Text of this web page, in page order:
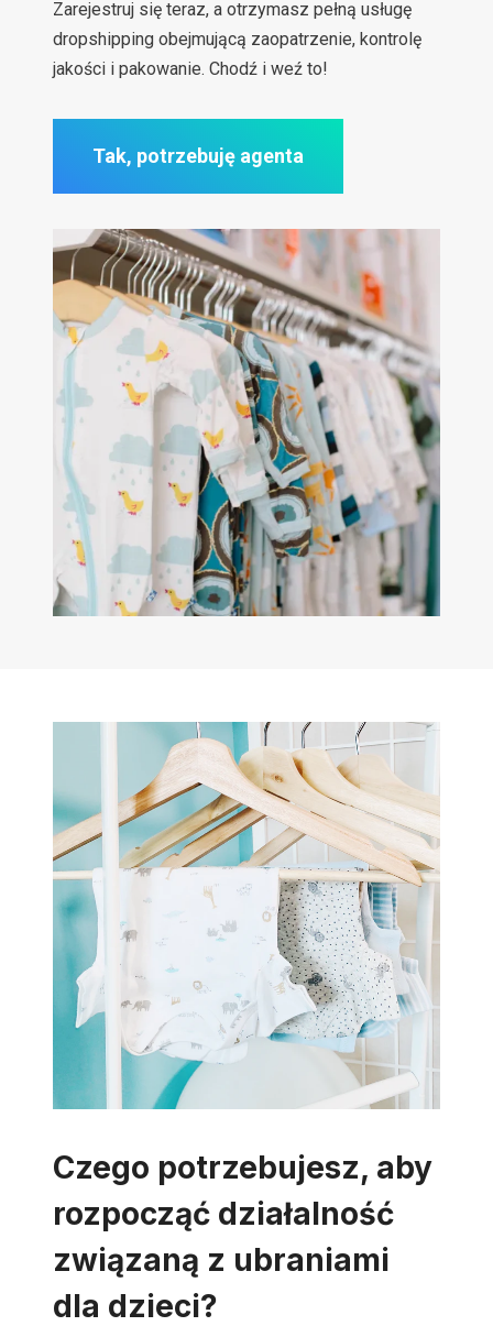
Zarejestruj się teraz, a otrzymasz pełną usługę
dropshipping obejmującą zaopatrzenie, kontrolę
jakości i pakowanie. Chodź i weź to!
Tak, potrzebuję agenta
Czego potrzebujesz, aby
rozpocząć działalność
związaną z ubraniami
dla dzieci?